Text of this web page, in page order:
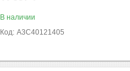
В наличии
A3C40121405